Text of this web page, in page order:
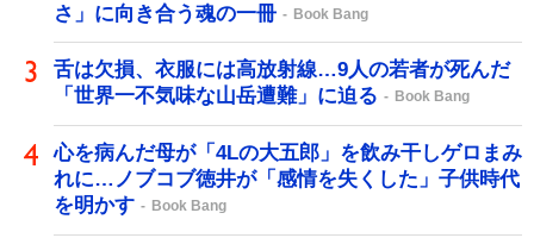
さ」に向き合う魂の一冊
Book Bang
舌は欠損、衣服には高放射線…9人の若者が死んだ
「世界一不気味な山岳遭難」に迫る
Book Bang
心を病んだ母が「4Lの大五郎」を飲み干しゲロまみ
れに…ノブコブ徳井が「感情を失くした」子供時代
を明かす
Book Bang